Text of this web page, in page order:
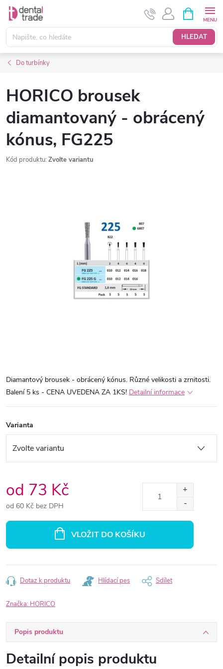
Přejít
obsah
HLEDAT
NÁKUPNÍ
KOŠÍK
Do turbínky
HORICO brousek
diamantovaný - obrácený
kónus, FG225
Kód produktu: Zvolte variantu
Diamantový brousek - obrácený kónus. Různé velikosti a zrnitosti.
Balení 5 ks - CENA UVEDENA ZA 1KS! Detailní informace
Varianta
od 73 Kč
od 60 Kč bez DPH
VLOŽIT DO KOŠÍKU
Dotaz k produktu Hlídací pes Sdílet
Značka: HORICO
Popis produktu
Detailní popis produktu